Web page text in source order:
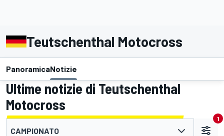
Teutschenthal Motocross
PanoramicaNotizie
Ultime notizie di Teutschenthal
Motocross
CAMPIONATO
1